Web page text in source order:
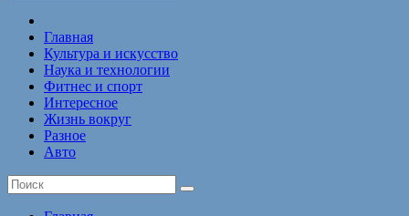
Главная
Культура и искусство
Наука и технологии
Фитнес и спорт
Интересное
Жизнь вокруг
Разное
Авто